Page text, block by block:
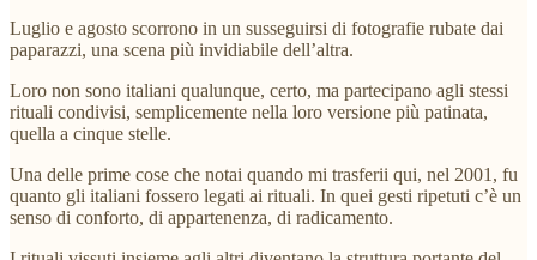
Luglio e agosto scorrono in un susseguirsi di fotografie rubate dai
paparazzi, una scena più invidiabile dell’altra.
Loro non sono italiani qualunque, certo, ma partecipano agli stessi
rituali condivisi, semplicemente nella loro versione più patinata,
quella a cinque stelle.
Una delle prime cose che notai quando mi trasferii qui, nel 2001, fu
quanto gli italiani fossero legati ai rituali. In quei gesti ripetuti c’è un
senso di conforto, di appartenenza, di radicamento.